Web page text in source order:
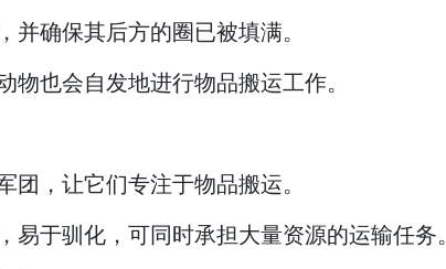
确保其后方的圈已被填满。
也会自发地进行物品搬运工作。
，让它们专注于物品搬运。
于驯化，可同时承担大量资源的运输任务。